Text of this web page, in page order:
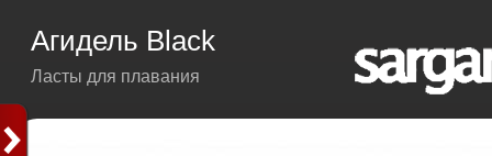
Агидель Black
Ласты для плавания